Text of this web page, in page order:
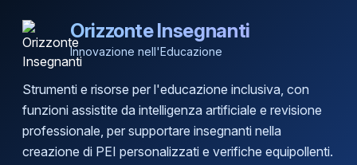
Orizzonte Insegnanti
Innovazione nell'Educazione
Strumenti e risorse per l'educazione inclusiva, con
funzioni assistite da intelligenza artificiale e revisione
professionale, per supportare insegnanti nella
creazione di PEI personalizzati e verifiche equipollenti.